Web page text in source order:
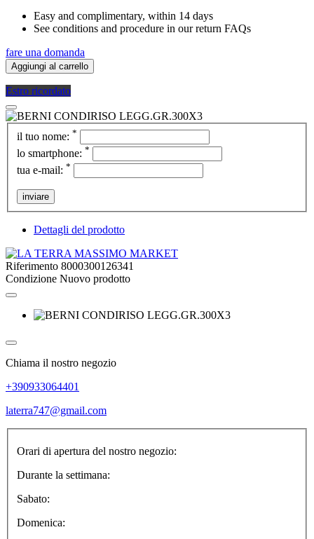
Easy and complimentary, within 14 days
See conditions and procedure in our return FAQs
fare una domanda
Aggiungi al carrello
Estro ricordato
il tuo nome: *
lo smartphone: *
tua e-mail: *
inviare
Dettagli del prodotto
Riferimento 8000300126341
Condizione Nuovo prodotto
Chiama il nostro negozio
+390933064401
laterra747@gmail.com
Orari di apertura del nostro negozio:
Durante la settimana:
Sabato:
Domenica: